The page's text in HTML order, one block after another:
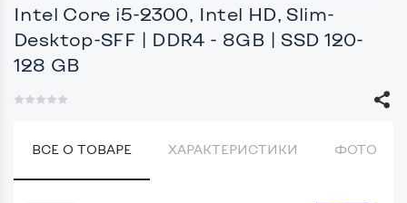
Intel Core i5-2300, Intel HD, Slim-
Desktop-SFF | DDR4 - 8GB | SSD 120-
128 GB
ВСЕ О ТОВАРЕ ХАРАКТЕРИСТИКИ ФОТО